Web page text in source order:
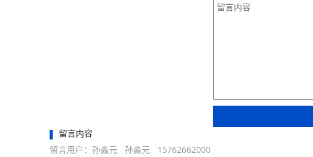
留言内容
留言用户：孙淼元 孙淼元 15762662000